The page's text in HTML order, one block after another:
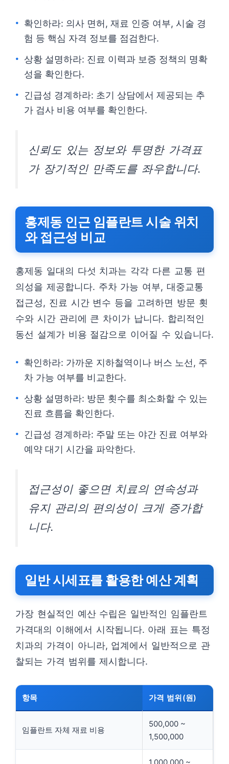
확인하라: 의사 면허, 재료 인증 여부, 시술 경
험 등 핵심 자격 정보를 점검한다.
상황 설명하라: 진료 이력과 보증 정책의 명확
성을 확인한다.
긴급성 경계하라: 초기 상담에서 제공되는 추
가 검사 비용 여부를 확인한다.
신뢰도 있는 정보와 투명한 가격표
가 장기적인 만족도를 좌우합니다.
홍제동 인근 임플란트 시술 위치
와 접근성 비교
홍제동 일대의 다섯 치과는 각각 다른 교통 편
의성을 제공합니다. 주차 가능 여부, 대중교통
접근성, 진료 시간 변수 등을 고려하면 방문 횟
수와 시간 관리에 큰 차이가 납니다. 합리적인
동선 설계가 비용 절감으로 이어질 수 있습니다.
확인하라: 가까운 지하철역이나 버스 노선, 주
차 가능 여부를 비교한다.
상황 설명하라: 방문 횟수를 최소화할 수 있는
진료 흐름을 확인한다.
긴급성 경계하라: 주말 또는 야간 진료 여부와
예약 대기 시간을 파악한다.
접근성이 좋으면 치료의 연속성과
유지 관리의 편의성이 크게 증가합
니다.
일반 시세표를 활용한 예산 계획
가장 현실적인 예산 수립은 일반적인 임플란트
가격대의 이해에서 시작됩니다. 아래 표는 특정
치과의 가격이 아니라, 업계에서 일반적으로 관
찰되는 가격 범위를 제시합니다.
항목 가격 범위(원)
임플란트 자체 재료 비용
500,000 ~
1,500,000